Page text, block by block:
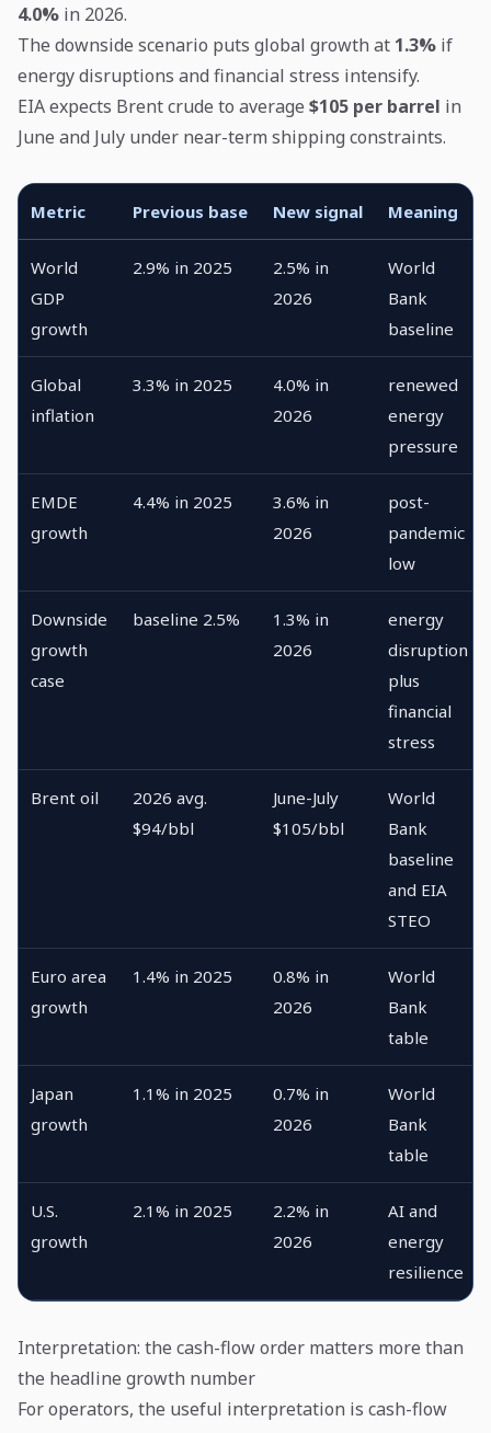
4.0% in 2026.
The downside scenario puts global growth at 1.3% if
energy disruptions and financial stress intensify.
EIA expects Brent crude to average $105 per barrel in
June and July under near-term shipping constraints.
Metric Previous base New signal Meaning
World
GDP
growth
2.9% in 2025
2.5% in
2026
World
Bank
baseline
Global
inflation
3.3% in 2025
4.0% in
2026
renewed
energy
pressure
EMDE
growth
4.4% in 2025
3.6% in
2026
post-
pandemic
low
Downside
growth
case
baseline 2.5%
1.3% in
2026
energy
disruption
plus
financial
stress
Brent oil
2026 avg.
$94/bbl
June-July
$105/bbl
World
Bank
baseline
and EIA
STEO
Euro area
growth
1.4% in 2025
0.8% in
2026
World
Bank
table
Japan
growth
1.1% in 2025
0.7% in
2026
World
Bank
table
U.S.
growth
2.1% in 2025
2.2% in
2026
AI and
energy
resilience
Interpretation: the cash-flow order matters more than
the headline growth number
For operators, the useful interpretation is cash-flow